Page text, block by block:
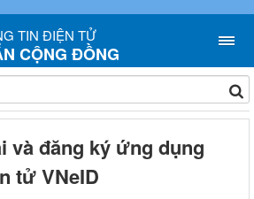
TIN ĐIỆN TỬ
CỘNG ĐỒNG
và đăng ký ứng dụng
tử VNeID